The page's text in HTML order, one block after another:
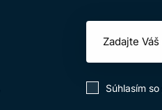
Súhlasím so